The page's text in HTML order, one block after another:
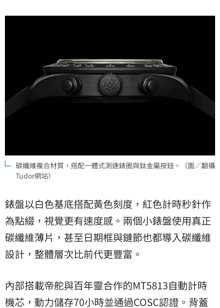
碳纖維複合材質，搭配一體式測速錶圈與鈦金屬按鈕。（圖／翻攝
Tudor網站）
錶盤以白色基底搭配黃色刻度，紅色計時秒針作
為點綴，視覺更有速度感。兩個小錶盤使用真正
碳纖維薄片，甚至日期框與鏈節也都導入碳纖維
設計，整體層次比前代更豐富。
內部搭載帝舵與百年靈合作的MT5813自動計時
機芯，動力儲存70小時並通過COSC認證。背蓋